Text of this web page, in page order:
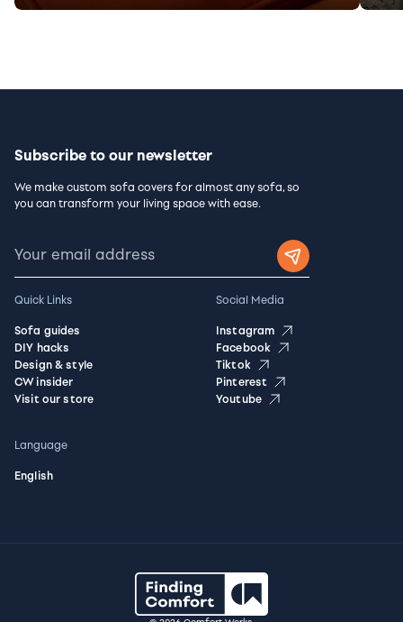
Subscribe to our newsletter
We make custom sofa covers for almost any sofa, so
you can transform your living space with ease.
Quick Links
Sofa guides
DIY hacks
Design & style
CW insider
Visit our store
Social Media
Instagram
Facebook
Tiktok
Pinterest
Youtube
Language
English